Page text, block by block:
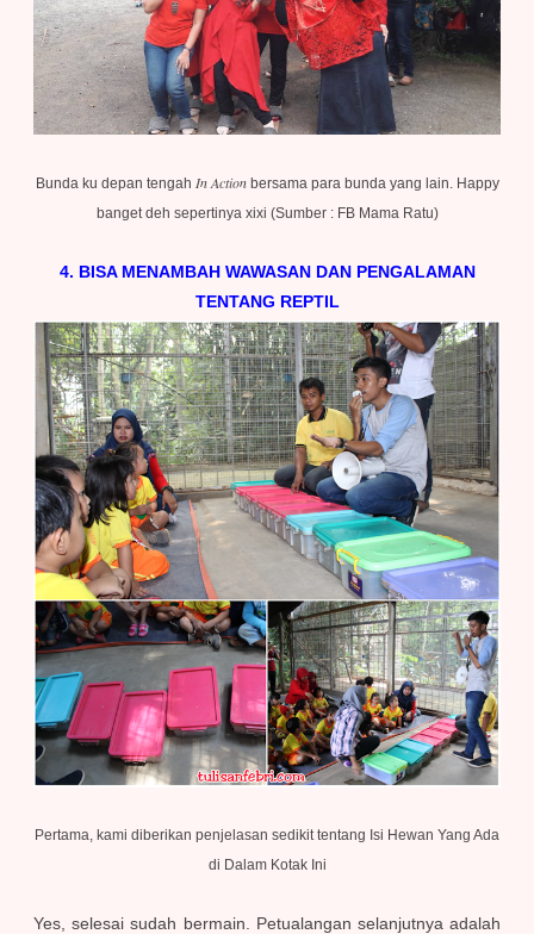
Bunda ku depan tengah In Actionbersama para bunda yang lain. Happy
banget deh sepertinya xixi (Sumber : FB Mama Ratu)
4. BISA MENAMBAH WAWASAN DAN PENGALAMAN
TENTANG REPTIL
Pertama, kami diberikan penjelasan sedikit tentang Isi Hewan Yang Ada
di Dalam Kotak Ini
Yes, selesai sudah bermain. Petualangan selanjutnya adalah